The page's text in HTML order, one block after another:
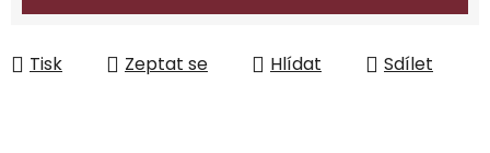
Tisk Zeptat se Hlídat Sdílet